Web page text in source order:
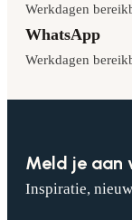
Werkdagen
WhatsApp
Werkdagen
Meld je aan
Inspiratie,